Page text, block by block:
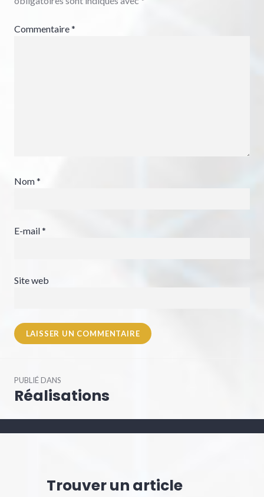
Commentaire*
Nom*
E-mail*
Site web
dePUBLIÉ DANS
Réalisations
Trouver un article